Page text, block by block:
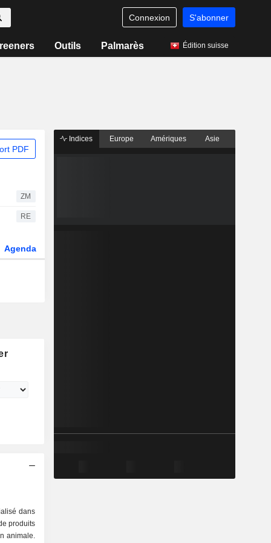
Connexion S'abonner
Outils Palmarès Édition suisse
PDF
ZM
RE
Agenda
dans
produits
animale.
Indices Europe Amériques Asie